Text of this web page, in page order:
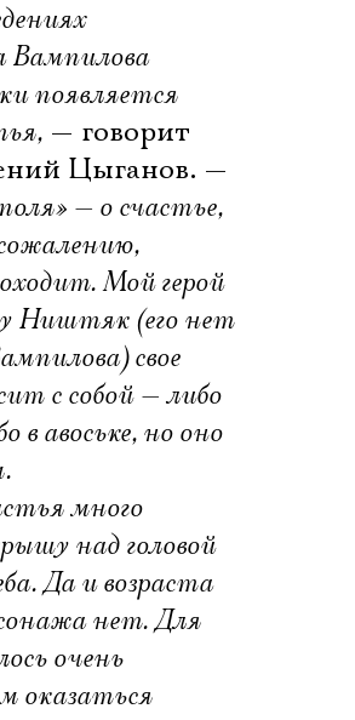
Вампилова
появляется
— говорит
Цыганов. —
— о счастье,
Мой герой
Ништяк (его нет
свое
с собой — либо
в авоське, но оно
много
над головой
Да и возраста
нет. Для
очень
оказаться